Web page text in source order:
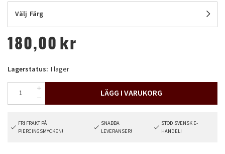
Välj Färg
180,00 kr
Lagerstatus: I lager
LÄGG I VARUKORG
FRI FRAKT PÅ
PIERCINGSMYCKEN!
SNABBA
LEVERANSER!
STÖD SVENSK E-
HANDEL!